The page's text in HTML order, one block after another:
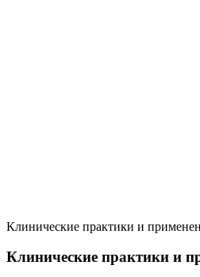
Клинические практики и
Клинические практики и